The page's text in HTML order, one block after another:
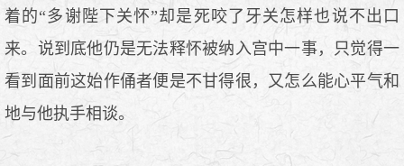
着的“多谢陛下关怀”却是死咬了牙关怎样也说不出口
来。说到底他仍是无法释怀被纳入宫中一事，只觉得一
看到面前这始作俑者便是不甘得很，又怎么能心平气和
地与他执手相谈。